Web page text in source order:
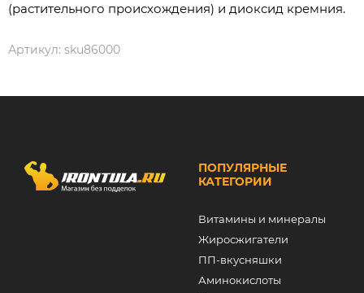
(растительного происхождения) и диоксид кремния.
Артикул: sku86000
ПОПУЛЯРНЫЕ
КАТЕГОРИИ
Витамины и минералы
Жиросжигатели
ПП-вкусняшки
Аминокислоты